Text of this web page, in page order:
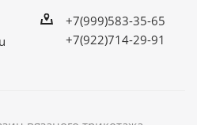
+7(999)583-35-65
+7(922)714-29-91